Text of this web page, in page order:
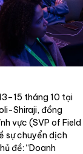
tháng 10 tại
Shiraji, đồng
vực (SVP of Field
sự chuyển dịch
đề: “Doanh